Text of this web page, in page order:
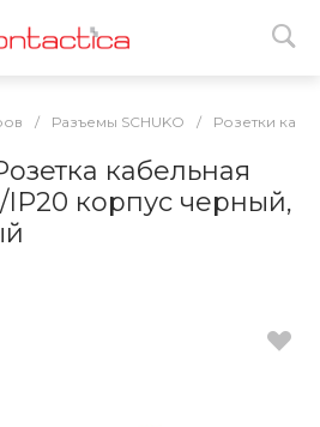
/ Разъемы SCHUKO / Розетки
кабельная
IP20 корпус черный,